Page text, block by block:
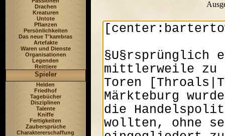
Drachen
Kreaturen
Untote
Pflanzen
Persönlichkeiten
Das neue T'kambras
Artefakte
Waren und Dienste
Organisationen
Legenden
Reittiere
Spieler
Helden
Friedhof
Tagebücher
Disziplinen
Talente
Kniffe
Fertigkeiten
Zaubersprüche
Charaktererschaffung